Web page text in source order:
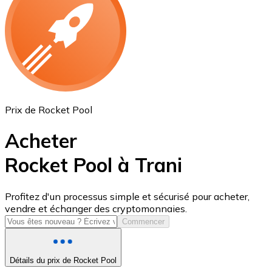
Ethereum
USD Coin
USDC
Prix de Rocket Pool
Acheter
Rocket Pool à Trani
Profitez d'un processus simple et sécurisé pour acheter,
vendre et échanger des cryptomonnaies.
Commencer
Détails du prix de Rocket Pool